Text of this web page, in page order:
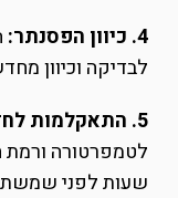
4. כיוון הפסנתר:
לבדיקה וכיוון
5. התאקלמות לחדר:
שעות לפני